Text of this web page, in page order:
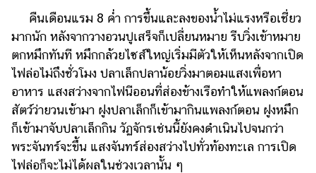
และ
เด็ก
สัตว์
เลี้ยง
Infographic
บริการ
แอปฯ
คืนเดือนแรม 8 ค่ำ การขึ้นและลงของน้ำไม่แรงหรือเชี่ยว
มากนัก หลังจากวางอวนปูเสร็จก็เปลี่ยนหมาย รีบวิ่งเข้าหมาย
ตกหมึกทันที หมึกกล้วยไซส์ใหญ่เริ่มมีตัวให้เห็นหลังจากเปิด
ไฟล่อไม่ถึงชั่วโมง ปลาเล็กปลาน้อยวิ่งมาตอมแสงเพื่อหา
อาหาร แสงสว่างจากไฟนีออนที่ส่องข้างเรือทำให้แพลงก์ตอน
สัตว์ว่ายวนเข้ามา ฝูงปลาเล็กก็เข้ามากินแพลงก์ตอน ฝูงหมึก
ก็เข้ามาจับปลาเล็กกิน วัฏจักรเช่นนี้ยังคงดำเนินไปจนกว่า
พระจันทร์จะขึ้น แสงจันทร์ส่องสว่างไปทั่วท้องทะเล การเปิด
ไฟล่อก็จะไม่ได้ผลในช่วงเวลานั้น ๆ